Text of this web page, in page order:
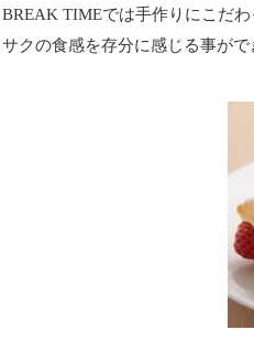
BREAK TIMEでは手作りにこだ
サクの食感を存分に感じる事がで